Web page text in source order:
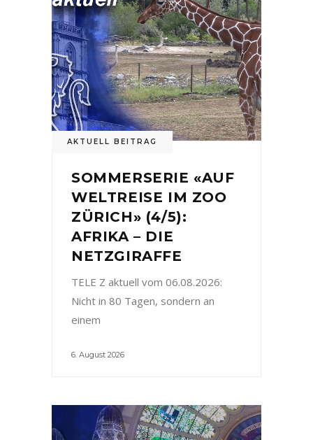
AKTUELL BEITRAG
SOMMERSERIE «AUF
WELTREISE IM ZOO
ZÜRICH» (4/5):
AFRIKA – DIE
NETZGIRAFFE
TELE Z aktuell vom 06.08.2026:
Nicht in 80 Tagen, sondern an
einem
6. August 2026